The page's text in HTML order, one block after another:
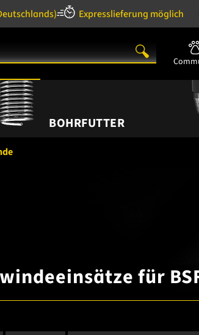
Expresslieferung möglich
BOHRFUTTER
für